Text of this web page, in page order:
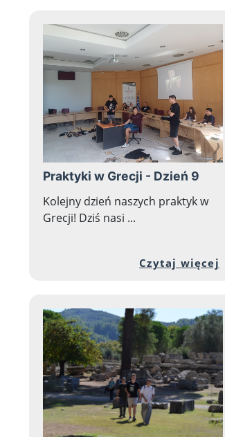
Praktyki w Grecji - Dzień 9
Kolejny dzień naszych praktyk w
Grecji! Dziś nasi ...
Czytaj więcej